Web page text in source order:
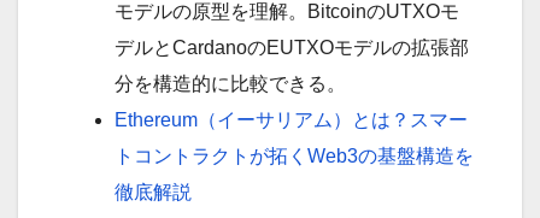
モデルの原型を理解。BitcoinのUTXOモ
デルとCardanoのEUTXOモデルの拡張部
分を構造的に比較できる。
Ethereum（イーサリアム）とは？スマー
トコントラクトが拓くWeb3の基盤構造を
徹底解説